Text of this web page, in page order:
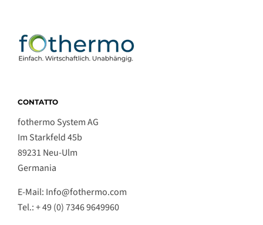
CONTATTO
fothermo System AG
Im Starkfeld 45b
89231 Neu-Ulm
Germania
E-Mail: Info@fothermo.com
Tel.: + 49 (0) 7346 9649960